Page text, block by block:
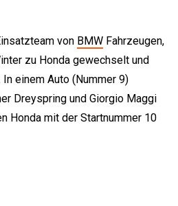
von BMW Fahrzeugen,
zu Honda gewechselt und
einem Auto (Nummer 9)
Dreyspring und Giorgio Maggi
Honda mit der Startnummer 10